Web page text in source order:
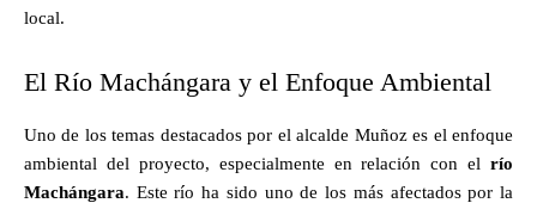
local.
El Río Machángara y el Enfoque Ambiental
Uno de los temas destacados por el alcalde Muñoz es el enfoque
ambiental del proyecto, especialmente en relación con el río
Machángara. Este río ha sido uno de los más afectados por la